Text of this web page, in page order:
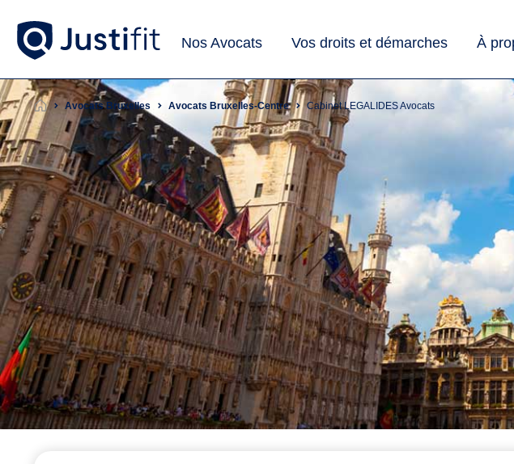
Nos Avocats Vos droits et démarches À
Avocats Bruxelles Avocats Bruxelles-Centre Cabinet LEGALIDES Avocats